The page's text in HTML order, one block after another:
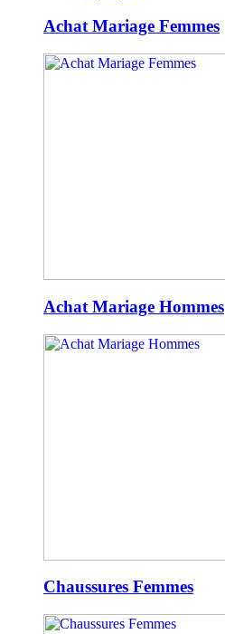
Achat Mariage Femmes
Achat Mariage Hommes
Chaussures Femmes